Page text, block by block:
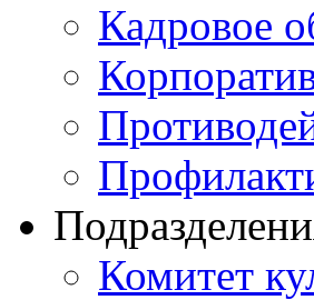
Кадровое
Комитет